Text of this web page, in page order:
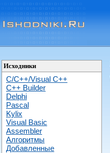
Исходники
C/C++/Visual C++
С++ Builder
Delphi
Pascal
Kylix
Visual Basic
Assembler
Алгоритмы
Добавленные